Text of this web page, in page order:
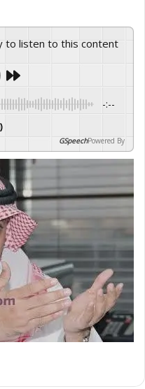
to listen to this content
-:--
Powered By
GSpeech